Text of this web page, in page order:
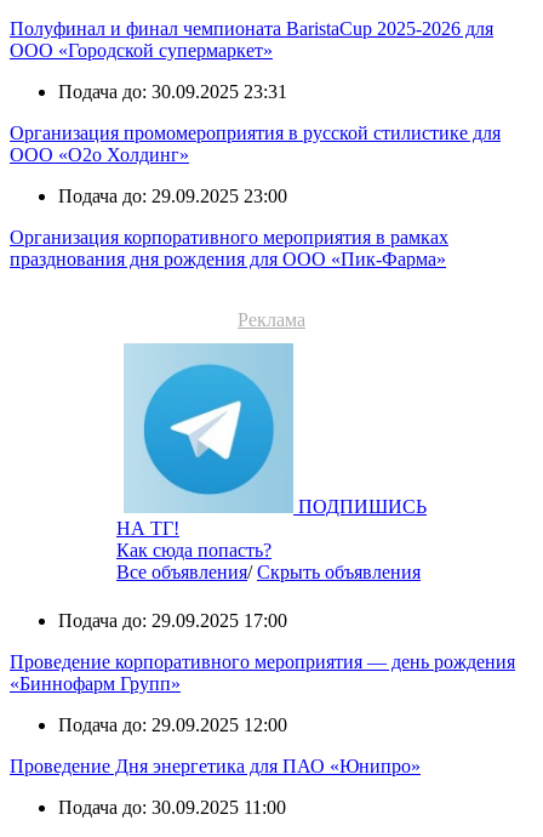
Полуфинал и финал чемпионата BaristaCup 2025-2026 для
ООО «Городской супермаркет»
Подача до: 30.09.2025 23:31
Организация промомероприятия в русской стилистике для
ООО «О2о Холдинг»
Подача до: 29.09.2025 23:00
Организация корпоративного мероприятия в рамках
празднования дня рождения для ООО «Пик-Фарма»
Реклама
ПОДПИШИСЬ
НА ТГ!
Как сюда попасть?
Все объявления/Скрыть объявления
Подача до: 29.09.2025 17:00
Проведение корпоративного мероприятия — день рождения
«Биннофарм Групп»
Подача до: 29.09.2025 12:00
Проведение Дня энергетика для ПАО «Юнипро»
Подача до: 30.09.2025 11:00